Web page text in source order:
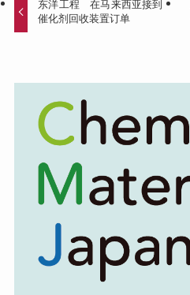
东洋工程 在马来西亚接到
催化剂回收装置订单